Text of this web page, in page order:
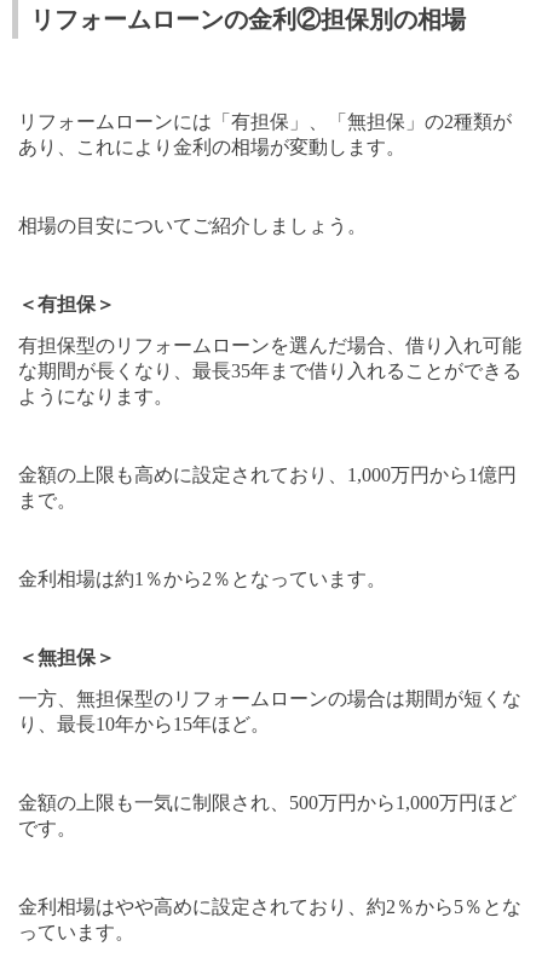
リフォームローンの金利②担保別の相場
リフォームローンには「有担保」、「無担保」の2種類が
あり、これにより金利の相場が変動します。
相場の目安についてご紹介しましょう。
＜有担保＞
有担保型のリフォームローンを選んだ場合、借り入れ可能
な期間が長くなり、最長35年まで借り入れることができる
ようになります。
金額の上限も高めに設定されており、 1,000万円から1億円
まで。
金利相場は約1 ％から2 ％となっています。
＜無担保＞
一方、無担保型のリフォームローンの場合は期間が短くな
り、最長10年から15年ほど。
金額の上限も一気に制限され、 500万円から1,000万円ほど
です。
金利相場はやや高めに設定されており、約2 ％から5％とな
っています。